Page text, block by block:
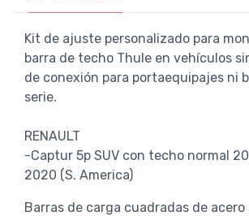
Kit de ajuste personalizado para
barra de techo Thule en vehículos
de conexión para portaequipajes ni
serie.
RENAULT
-Captur 5p SUV con techo normal
2020 (S. America)
Barras de carga cuadradas de acero